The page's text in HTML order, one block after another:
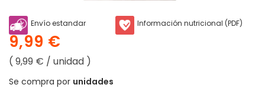
Envío estandar Información nutricional (PDF)
9,99 €
( 9,99 € / unidad )
Se compra por unidades